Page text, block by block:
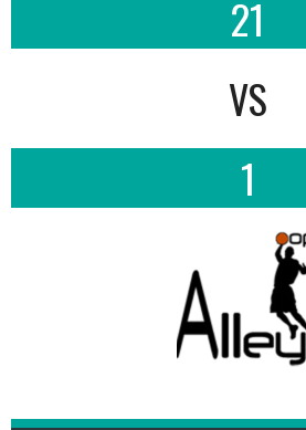
21
VS
1